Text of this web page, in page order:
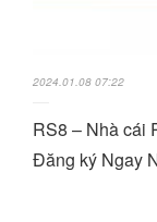
2024.01.08 07:22
RS8 – Nhà cái
Đăng ký Ngay